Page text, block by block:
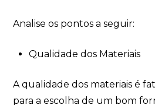
Analise os pontos a seguir:
Qualidade dos Materiais
A qualidade dos materiais é
para a escolha de um bom